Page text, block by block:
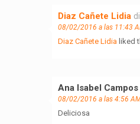
Diaz Cañete Lidia
08/02/2016 a las 11:43
Diaz Cañete Lidia liked
Ana Isabel Campos
08/02/2016 a las 4:56
Deliciosa